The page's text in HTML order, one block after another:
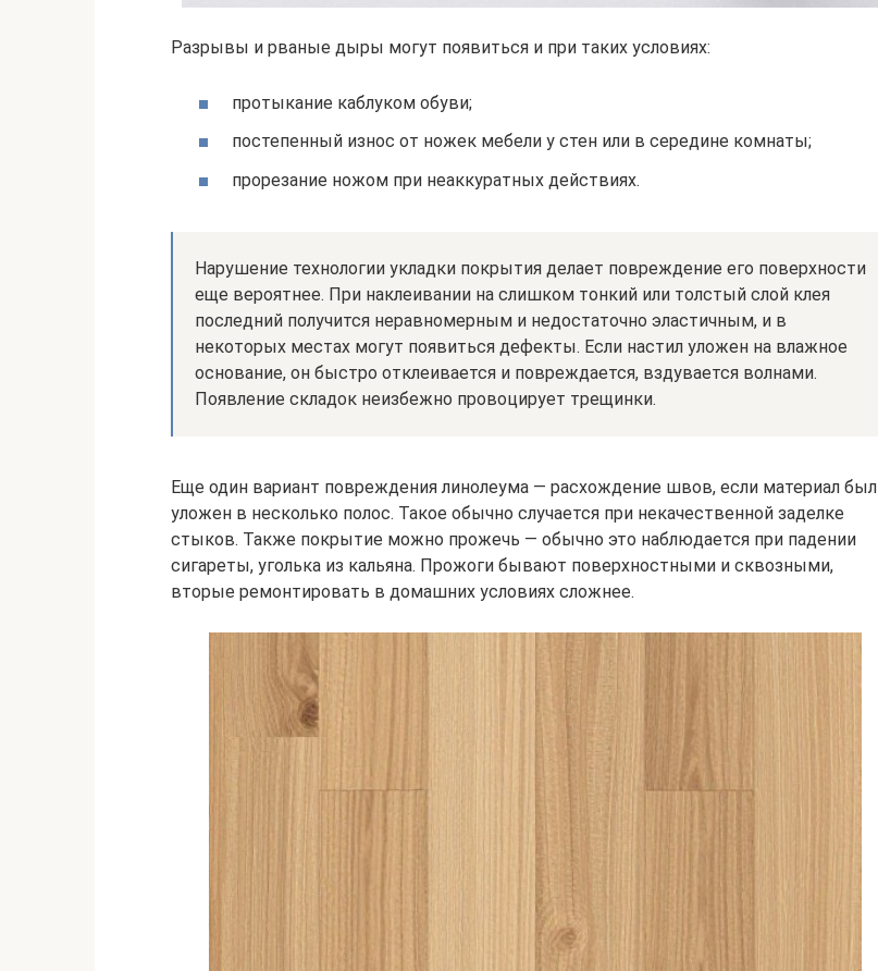
Разрывы и рваные дыры могут появиться и при таких условиях:
протыкание каблуком обуви;
постепенный износ от ножек мебели у стен или в середине комнаты;
прорезание ножом при неаккуратных действиях.
Нарушение технологии укладки покрытия делает повреждение его поверхности
еще вероятнее. При наклеивании на слишком тонкий или толстый слой клея
последний получится неравномерным и недостаточно эластичным, и в
некоторых местах могут появиться дефекты. Если настил уложен на влажное
основание, он быстро отклеивается и повреждается, вздувается волнами.
Появление складок неизбежно провоцирует трещинки.
Еще один вариант повреждения линолеума — расхождение швов, если материал был
уложен в несколько полос. Такое обычно случается при некачественной заделке
стыков. Также покрытие можно прожечь — обычно это наблюдается при падении
сигареты, уголька из кальяна. Прожоги бывают поверхностными и сквозными,
вторые ремонтировать в домашних условиях сложнее.